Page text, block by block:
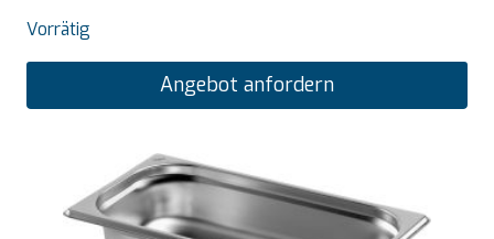
Vorrätig
Angebot anfordern